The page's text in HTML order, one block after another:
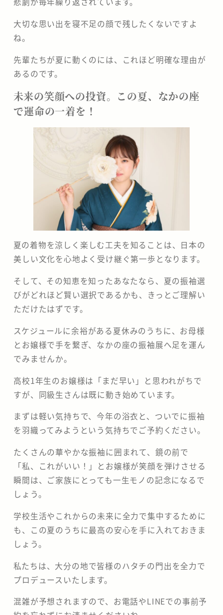
大切な思い出を寝不足の顔で残したくないですよ
ね。
先輩たちが夏に動くのには、これほど明確な理由が
あるのです。
​未来の笑顔への投資。この夏、なかの座
で運命の一着を！
​夏の着物を涼しく楽しむ工夫を知ることは、日本の
美しい文化を心地よく受け継ぐ第一歩となります。
そして、その知恵を知ったあなたなら、夏の振袖選
びがどれほど賢い選択であるかも、きっとご理解い
ただけたはずです。
​スケジュールに余裕がある夏休みのうちに、お母様
とお嬢様で手を繋ぎ、なかの座の振袖展へ足を運ん
でみませんか。
高校1年生のお嬢様は「まだ早い」と思われがちで
すが、同級生さんは既に動き始めています。
まずは軽い気持ちで、今年の浴衣と、ついでに振袖
を羽織ってみようという気持ちでご予約ください。
たくさんの華やかな振袖に囲まれて、鏡の前で
「私、これがいい！」とお嬢様が笑顔を弾けさせる
瞬間は、ご家族にとっても一生モノの記念になるで
しょう。
学校生活やこれからの未来に全力で集中するために
も、この夏のうちに最高の安心を手に入れておきま
しょう。
​私たちは、大分の地で皆様のハタチの門出を全力で
プロデュースいたします。
混雑が予想されますので、お電話やLINEでの事前予